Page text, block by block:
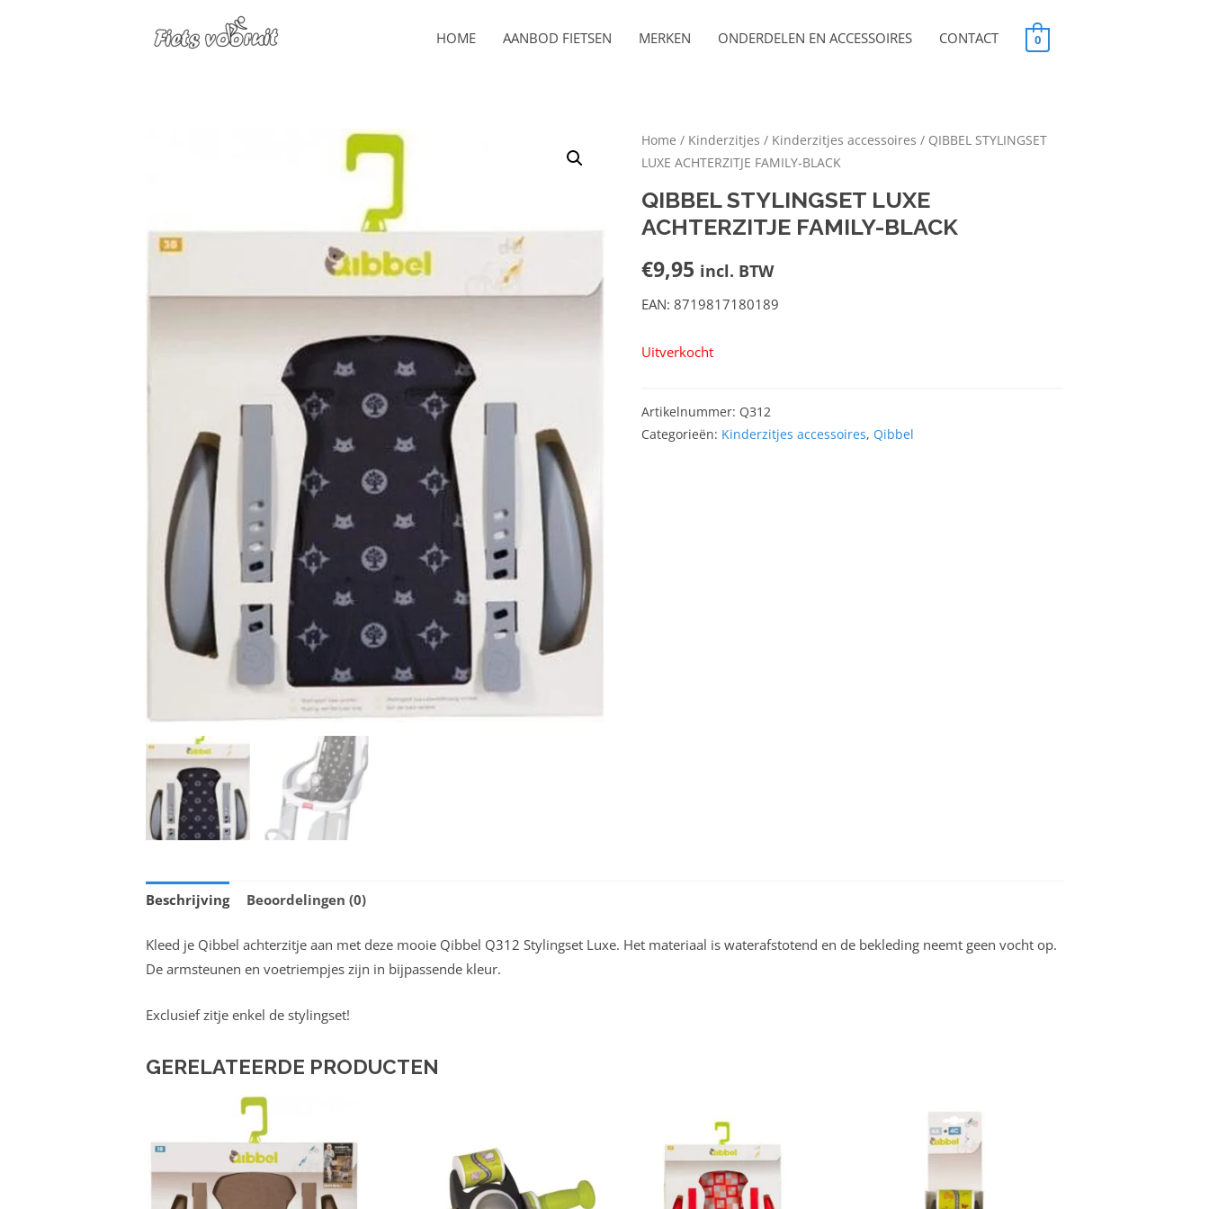
HOME AANBOD FIETSEN MERKEN ONDERDELEN EN ACCESSOIRES CONTACT 0
Home / Kinderzitjes / Kinderzitjes accessoires / QIBBEL STYLINGSET
LUXE ACHTERZITJE FAMILY-BLACK
QIBBEL STYLINGSET LUXE
ACHTERZITJE FAMILY-BLACK
€9,95 incl. BTW
EAN: 8719817180189
Uitverkocht
Artikelnummer: Q312
Categorieën: Kinderzitjes accessoires, Qibbel
Beschrijving Beoordelingen (0)
Kleed je Qibbel achterzitje aan met deze mooie Qibbel Q312 Stylingset Luxe. Het materiaal is waterafstotend en de bekleding neemt geen vocht op.
De armsteunen en voetriempjes zijn in bijpassende kleur.
Exclusief zitje enkel de stylingset!
GERELATEERDE PRODUCTEN